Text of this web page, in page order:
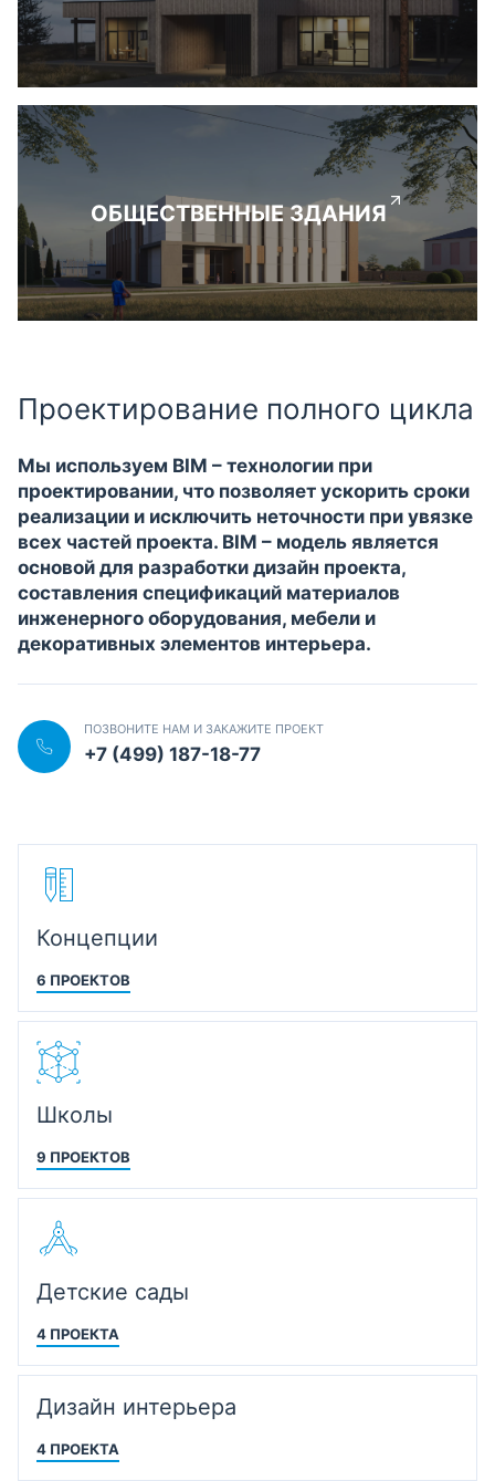
ОБЩЕСТВЕННЫЕ ЗДАНИЯ
Проектирование полного цикла
Мы используем BIM – технологии при
проектировании, что позволяет ускорить сроки
реализации и исключить неточности при увязке
всех частей проекта. BIM – модель является
основой для разработки дизайн проекта,
составления спецификаций материалов
инженерного оборудования, мебели и
декоративных элементов интерьера.
ПОЗВОНИТЕ НАМ И ЗАКАЖИТЕ ПРОЕКТ
+7 (499) 187-18-77
Концепции
6 ПРОЕКТОВ
Школы
9 ПРОЕКТОВ
Детские сады
4 ПРОЕКТА
Дизайн интерьера
4 ПРОЕКТА